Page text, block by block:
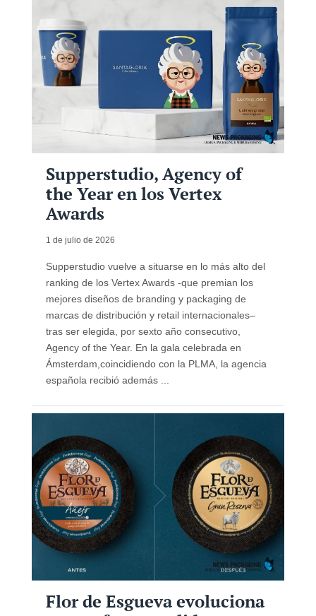
Supperstudio, Agency of
the Year en los Vertex
Awards
1 de julio de 2026
Supperstudio vuelve a situarse en lo más alto del
ranking de los Vertex Awards -que premian los
mejores diseños de branding y packaging de
marcas de distribución y retail internacionales–
tras ser elegida, por sexto año consecutivo,
Agency of the Year. En la gala celebrada en
Ámsterdam,coincidiendo con la PLMA, la agencia
española recibió además ...
Flor de Esgueva evoluciona